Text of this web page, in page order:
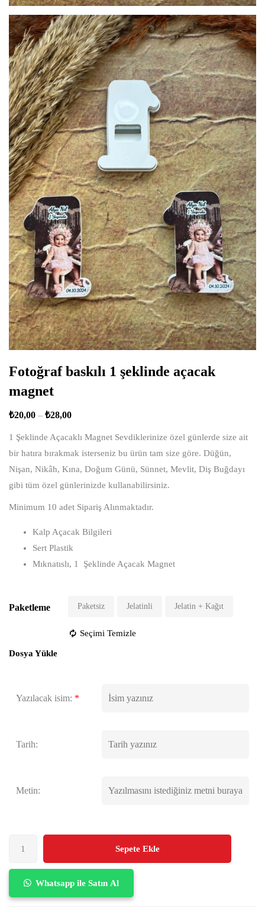
Fotoğraf baskılı 1 şeklinde açacak
magnet
₺20,00 – ₺28,00
1 Şeklinde Açacaklı Magnet Sevdiklerinize özel günlerde size ait
bir hatıra bırakmak isterseniz bu ürün tam size göre. Düğün,
Nişan, Nikâh, Kına, Doğum Günü, Sünnet, Mevlit, Diş Buğdayı
gibi tüm özel günlerinizde kullanabilirsiniz.
Minimum 10 adet Sipariş Alınmaktadır.
Kalp Açacak Bilgileri
Sert Plastik
Mıknatıslı, 1 Şeklinde Açacak Magnet
Paketleme Paketsiz Jelatinli Jelatin + Kağıt
Seçimi Temizle
Dosya Yükle
Yazılacak isim: *
Tarih:
Metin:
Sepete Ekle
Whatsapp ile Satın Al